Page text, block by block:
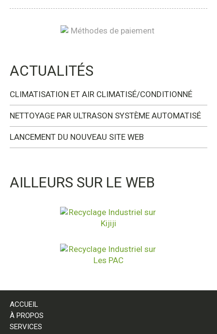
ACTUALITÉS
CLIMATISATION ET AIR CLIMATISÉ/CONDITIONNÉ
NETTOYAGE PAR ULTRASON SYSTÈME AUTOMATISÉ
LANCEMENT DU NOUVEAU SITE WEB
AILLEURS SUR LE WEB
ACCUEIL
À PROPOS
SERVICES